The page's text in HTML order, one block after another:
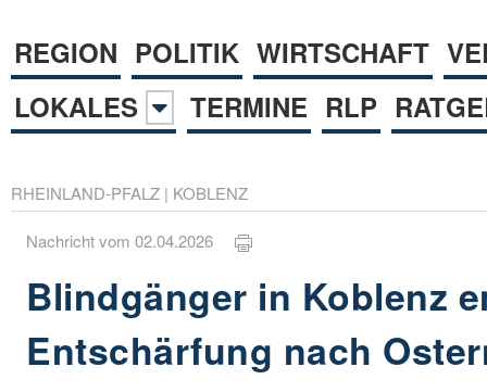
REGION POLITIK WIRTSCHAFT
LOKALES
TERMINE RLP
RHEINLAND-PFALZ | KOBLENZ
Nachricht vom 02.04.2026
Blindgänger in Koblenz
Entschärfung nach